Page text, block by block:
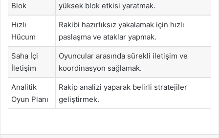
Blok
yüksek blok etkisi yaratmak.
Hızlı
Hücum
Rakibi hazırlıksız yakalamak için hızlı
paslaşma ve ataklar yapmak.
Saha İçi
İletişim
Oyuncular arasında sürekli iletişim ve
koordinasyon sağlamak.
Analitik
Oyun Planı
Rakip analizi yaparak belirli stratejiler
geliştirmek.